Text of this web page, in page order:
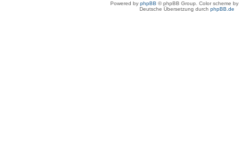
Powered by phpBB © phpBB Group. Color scheme by
Deutsche Übersetzung durch phpBB.de